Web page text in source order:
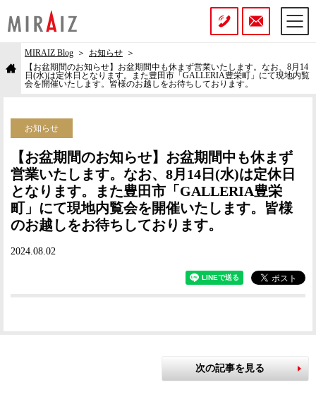
MIRAIZ Blog
お知らせ
【お盆期間のお知らせ】お盆期間中も休まず営業いたします。なお、8月14
日(水)は定休日となります。また豊田市「GALLERIA豊栄町」にて現地内覧
会を開催いたします。皆様のお越しをお待ちしております。
お知らせ
【お盆期間のお知らせ】お盆期間中も休まず
営業いたします。なお、8月14日(水)は定休日
となります。また豊田市「GALLERIA豊栄
町」にて現地内覧会を開催いたします。皆様
のお越しをお待ちしております。
2024.08.02
次の記事を見る